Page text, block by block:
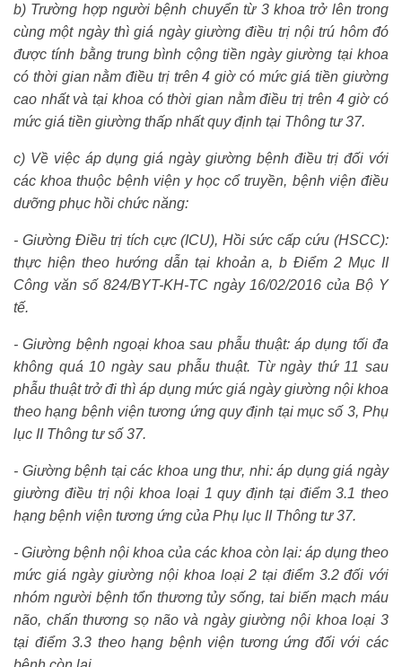
b) Trường hợp người bệnh chuyển từ 3 khoa trở lên trong
cùng một ngày thì giá ngày giường điều trị nội trú hôm đó
được tính bằng trung bình cộng tiền ngày giường tại khoa
có thời gian nằm điều trị trên 4 giờ có mức giá tiền giường
cao nhất và tại khoa có thời gian nằm điều trị trên 4 giờ có
mức giá tiền giường thấp nhất quy định tại Thông tư 37.
c) Về việc áp dụng giá ngày giường bệnh điều trị đối với
các khoa thuộc bệnh viện y học cổ truyền, bệnh viện điều
dưỡng phục hồi chức năng:
- Giường Điều trị tích cực (ICU), Hồi sức cấp cứu (HSCC):
thực hiện theo hướng dẫn tại khoản a, b Điểm 2 Mục II
Công văn số 824/BYT-KH-TC ngày 16/02/2016 của Bộ Y
tế.
- Giường bệnh ngoại khoa sau phẫu thuật: áp dụng tối đa
không quá 10 ngày sau phẫu thuật. Từ ngày thứ 11 sau
phẫu thuật trở đi thì áp dụng mức giá ngày giường nội khoa
theo hạng bệnh viện tương ứng quy định tại mục số 3, Phụ
lục II Thông tư số 37.
- Giường bệnh tại các khoa ung thư, nhi: áp dụng giá ngày
giường điều trị nội khoa loại 1 quy định tại điểm 3.1 theo
hạng bệnh viện tương ứng của Phụ lục II Thông tư 37.
- Giường bệnh nội khoa của các khoa còn lại: áp dụng theo
mức giá ngày giường nội khoa loại 2 tại điểm 3.2 đối với
nhóm người bệnh tổn thương tủy sống, tai biến mạch máu
não, chấn thương sọ não và ngày giường nội khoa loại 3
tại điểm 3.3 theo hạng bệnh viện tương ứng đối với các